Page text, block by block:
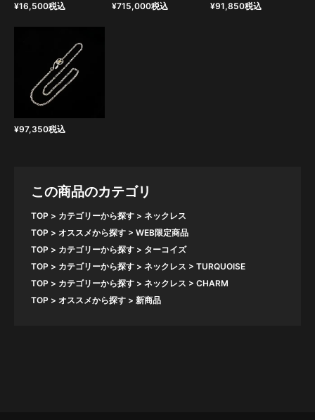
¥16,500税込 ¥715,000税込 ¥91,850税込
¥97,350税込
この商品のカテゴリ
TOP カテゴリーから探す
ネックレス
TOP
オススメから探す
WEB限定商品
TOP
カテゴリーから探す
ターコイズ
TOP
カテゴリーから探す ネックレス
TURQUOISE
TOP
カテゴリーから探す ネックレス
CHARM
TOP
オススメから探す 新商品